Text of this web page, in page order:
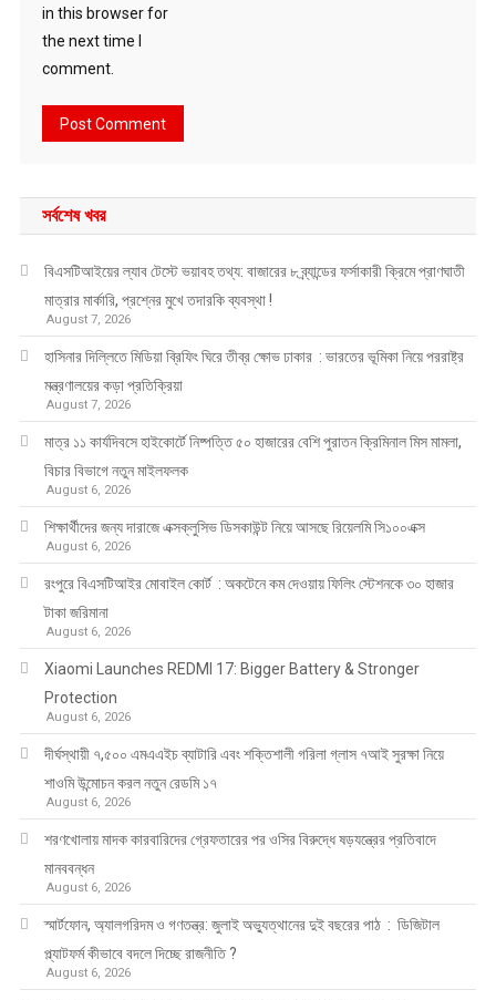
in this browser for
the next time I
comment.
সর্বশেষ খবর
বিএসটিআইয়ের ল্যাব টেস্টে ভয়াবহ তথ্য: বাজারের ৮ ব্র্যান্ডের ফর্সাকারী ক্রিমে প্রাণঘাতী
মাত্রার মার্কারি, প্রশ্নের মুখে তদারকি ব্যবস্থা !
August 7, 2026
হাসিনার দিল্লিতে মিডিয়া ব্রিফিং ঘিরে তীব্র ক্ষোভ ঢাকার : ভারতের ভূমিকা নিয়ে পররাষ্ট্র
মন্ত্রণালয়ের কড়া প্রতিক্রিয়া
August 7, 2026
মাত্র ১১ কার্যদিবসে হাইকোর্টে নিষ্পত্তি ৫০ হাজারের বেশি পুরাতন ক্রিমিনাল মিস মামলা,
বিচার বিভাগে নতুন মাইলফলক
August 6, 2026
শিক্ষার্থীদের জন্য দারাজে এক্সক্লুসিভ ডিসকাউন্ট নিয়ে আসছে রিয়েলমি সি১০০এক্স
August 6, 2026
রংপুরে বিএসটিআইর মোবাইল কোর্ট : অকটেনে কম দেওয়ায় ফিলিং স্টেশনকে ৩০ হাজার
টাকা জরিমানা
August 6, 2026
Xiaomi Launches REDMI 17: Bigger Battery & Stronger
Protection
August 6, 2026
দীর্ঘস্থায়ী ৭,৫০০ এমএএইচ ব্যাটারি এবং শক্তিশালী গরিলা গ্লাস ৭আই সুরক্ষা নিয়ে
শাওমি উন্মোচন করল নতুন রেডমি ১৭
August 6, 2026
শরণখোলায় মাদক কারবারিদের গ্রেফতারের পর ওসির বিরুদ্ধে ষড়যন্ত্রের প্রতিবাদে
মানববন্ধন
August 6, 2026
স্মার্টফোন, অ্যালগরিদম ও গণতন্ত্র: জুলাই অভ্যুত্থানের দুই বছরের পাঠ : ডিজিটাল
প্ল্যাটফর্ম কীভাবে বদলে দিচ্ছে রাজনীতি ?
August 6, 2026